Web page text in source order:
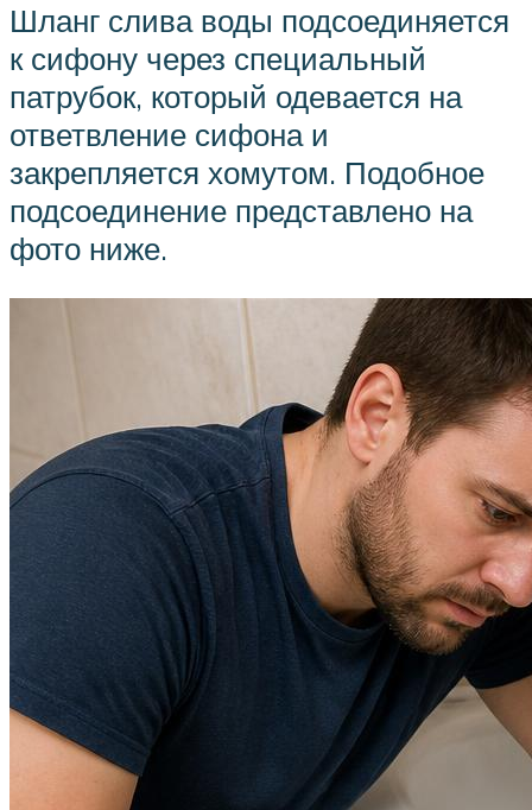
Шланг слива воды подсоединяется
к сифону через специальный
патрубок, который одевается на
ответвление сифона и
закрепляется хомутом. Подобное
подсоединение представлено на
фото ниже.